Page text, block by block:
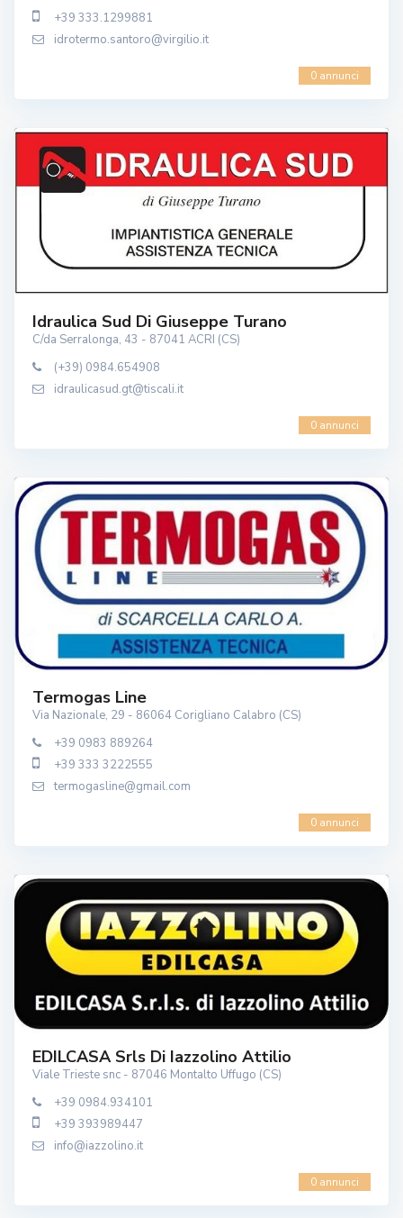
+39 333.1299881
idrotermo.santoro@virgilio.it
0 annunci
Idraulica Sud Di Giuseppe Turano
C/da Serralonga, 43 - 87041 ACRI (CS)
(+39) 0984.654908
idraulicasud.gt@tiscali.it
0 annunci
Termogas Line
Via Nazionale, 29 - 86064 Corigliano Calabro (CS)
+39 0983 889264
+39 333 3222555
termogasline@gmail.com
0 annunci
EDILCASA Srls Di Iazzolino Attilio
Viale Trieste snc - 87046 Montalto Uffugo (CS)
+39 0984.934101
+39 393989447
info@iazzolino.it
0 annunci